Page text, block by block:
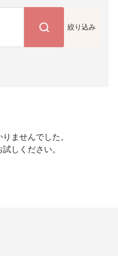
絞り込み
ませんでした。
しください。